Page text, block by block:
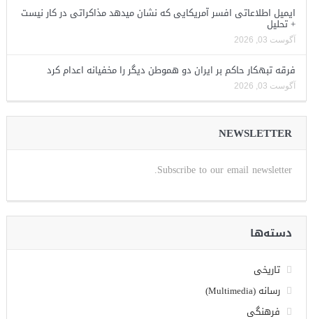
ایمیل اطلاعاتی افسر آمریکایی که نشان میدهد مذاکراتی در کار نیست
+ تحلیل
آگوست 03, 2026
فرقه تبهکار حاکم بر ایران دو هموطن دیگر را مخفیانه اعدام کرد
آگوست 03, 2026
NEWSLETTER
Subscribe to our email newsletter.
دسته‌ها
تاریخی
رسانه (Multimedia)
فرهنگی